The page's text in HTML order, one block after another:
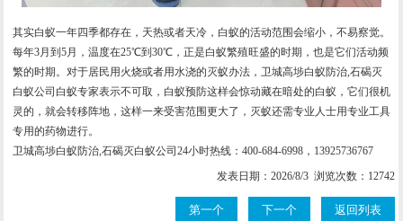
其实白蚁一年四季都存在，天热或者天冷，白蚁的活动范围会缩小，不易察觉。
每年3月到5月，温度在25℃到30℃，正是白蚁繁殖旺盛的时期，也是它们活动频
繁的时期。对于居民用火烧或者用水浇的灭蚁办法，卫城高埗白蚁防治,石碣灭
白蚁公司白蚁专家表示不可取，白蚁预防这样会惊动藏在暗处的白蚁，它们很机
灵的，就会转移阵地，这样一来受害范围更大了，灭蚁还需专业人士用专业工具
专用的药物进行。
卫城高埗白蚁防治,石碣灭白蚁公司24小时热线：400-684-6998，13925736767
发表日期：2026/8/3 浏览次数：12742
第一个 下一个 返回列表